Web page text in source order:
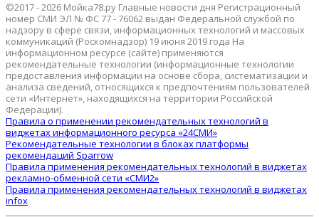
©2017 - 2026 Мойка78.ру Главные новости дня Регистрационный
номер СМИ ЭЛ № ФС 77 - 76062 выдан Федеральной службой по
надзору в сфере связи, информационных технологий и массовых
коммуникаций (Роскомнадзор) 19 июня 2019 года На
информационном ресурсе (сайте) применяются
рекомендательные технологии (информационные технологии
предоставления информации на основе сбора, систематизации и
анализа сведений, относящихся к предпочтениям пользователей
сети «Интернет», находящихся на территории Российской
Федерации).
Правила о применении рекомендательных технологий в
виджетах информационного ресурса «24СМИ»
Рекомендательные технологии в блоках платформы
рекомендаций Sparrow
Правила применения рекомендательных технологий в виджетах
рекламно-обменной сети «СМИ2»
Правила применения рекомендательных технологий в виджетах
infox